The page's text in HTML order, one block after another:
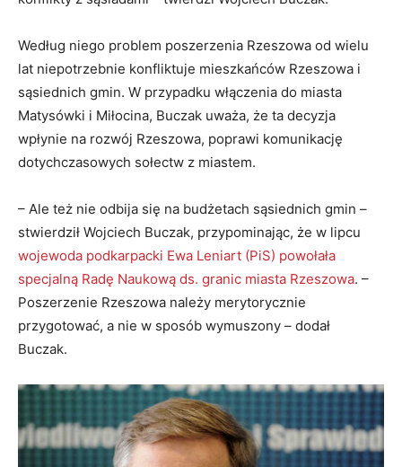
Według niego problem poszerzenia Rzeszowa od wielu
lat niepotrzebnie konfliktuje mieszkańców Rzeszowa i
sąsiednich gmin. W przypadku włączenia do miasta
Matysówki i Miłocina, Buczak uważa, że ta decyzja
wpłynie na rozwój Rzeszowa, poprawi komunikację
dotychczasowych sołectw z miastem.
– Ale też nie odbija się na budżetach sąsiednich gmin –
stwierdził Wojciech Buczak, przypominając, że w lipcu
wojewoda podkarpacki Ewa Leniart (PiS) powołała
specjalną Radę Naukową ds. granic miasta Rzeszowa. –
Poszerzenie Rzeszowa należy merytorycznie
przygotować, a nie w sposób wymuszony – dodał
Buczak.